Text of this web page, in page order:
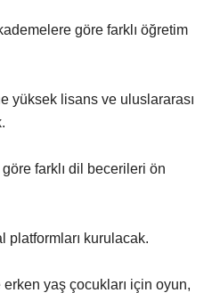
göre farklı öğretim
yüksek lisans ve uluslararası
farklı dil becerileri ön
platformları kurulacak.
yaş çocukları için oyun,